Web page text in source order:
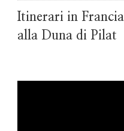
Itinerari in
alla Duna di Pilat